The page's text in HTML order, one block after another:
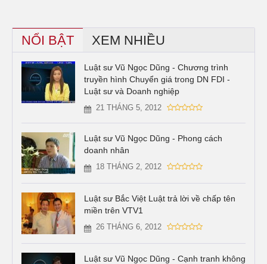
NỔI BẬT XEM NHIỀU
Luật sư Vũ Ngọc Dũng - Chương trình
truyền hình Chuyển giá trong DN FDI -
Luật sư và Doanh nghiệp
21 THÁNG 5, 2012
Luật sư Vũ Ngọc Dũng - Phong cách
doanh nhân
18 THÁNG 2, 2012
Luật sư Bắc Việt Luật trả lời về chấp tên
miền trên VTV1
26 THÁNG 6, 2012
Luật sư Vũ Ngọc Dũng - Cạnh tranh không